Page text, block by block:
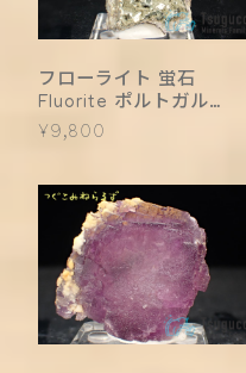
フローライト 蛍石
Fluorite ポルトガル
TM-0005
¥9,800